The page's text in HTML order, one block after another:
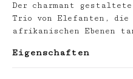
Der charmant
Trio von Elefanten,
afrikanischen Ebenen
Eigenschaften